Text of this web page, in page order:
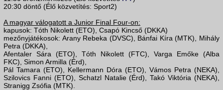
20:30 döntő (Élő közvetítés: Sport2)
A magyar válogatott a Junior Final Four-on:
kapusok: Tóth Nikolett (ETO), Csapó Kincső (DKKA)
mezőnyjátékosok: Arany Rebeka (DVSC), Bánfai Kíra (MTK), Mihály
Petra (DKKA),
Afentaler Sára (ETO), Tóth Nikolett (FTC), Varga Emőke (Alba
FKC), Simon Armilla (Érd),
Pál Tamara (ETO), Kellermann Dóra (ETO), Vámos Petra (NEKA),
Szilovics Fanni (ETO), Schatzl Natalie (Érd), Takó Viktória (NEKA),
Stranigg Zsófia (MTK).